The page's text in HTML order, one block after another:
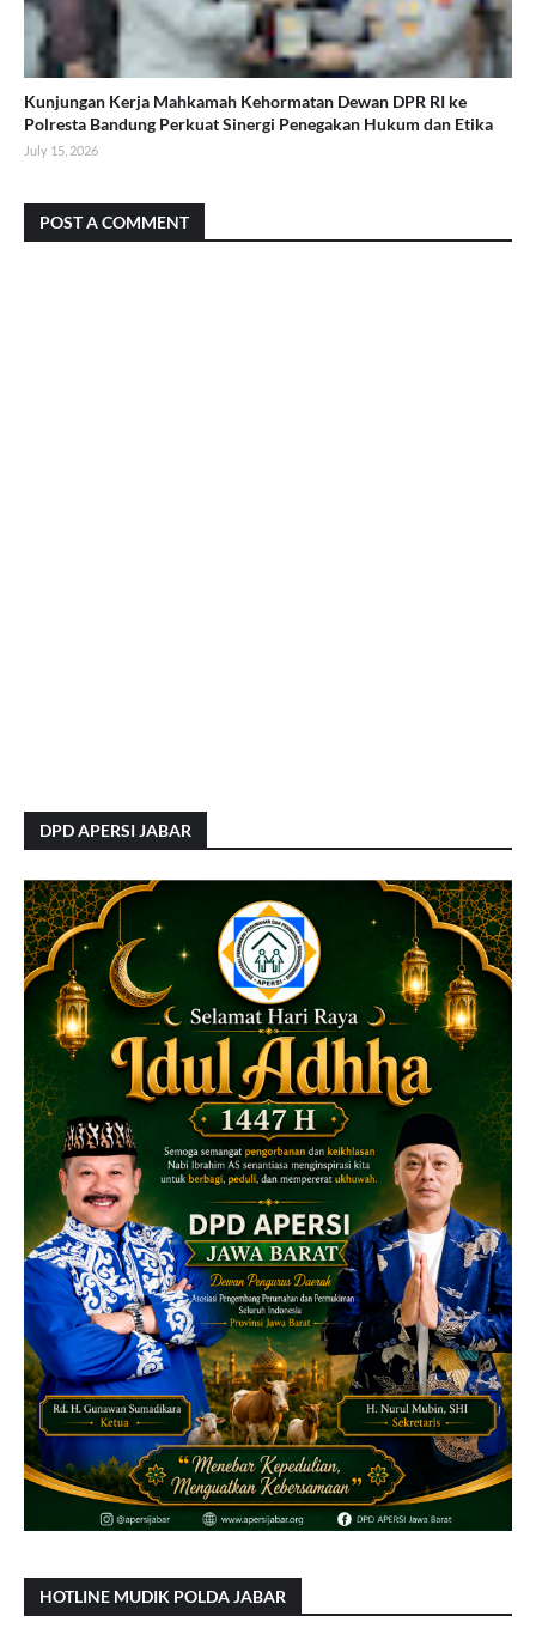
Kunjungan Kerja Mahkamah Kehormatan Dewan DPR RI ke
Polresta Bandung Perkuat Sinergi Penegakan Hukum dan Etika
July 15, 2026
POST A COMMENT
DPD APERSI JABAR
HOTLINE MUDIK POLDA JABAR